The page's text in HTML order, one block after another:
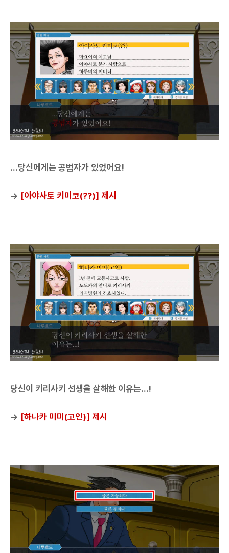
...당신에게는 공범자가 있었어요!
→ [아야사토 키미코(??)] 제시
당신이 키리사키 선생을 살해한 이유는...!
→ [하나카 미미(고인)] 제시